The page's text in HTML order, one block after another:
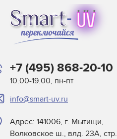
+7 (495) 868-20-10
10.00-19.00, пн-пт
info@smart-uv.ru
Адрес: 141006, г. Мытищи,
Волковское ш., влд. 23А, стр.